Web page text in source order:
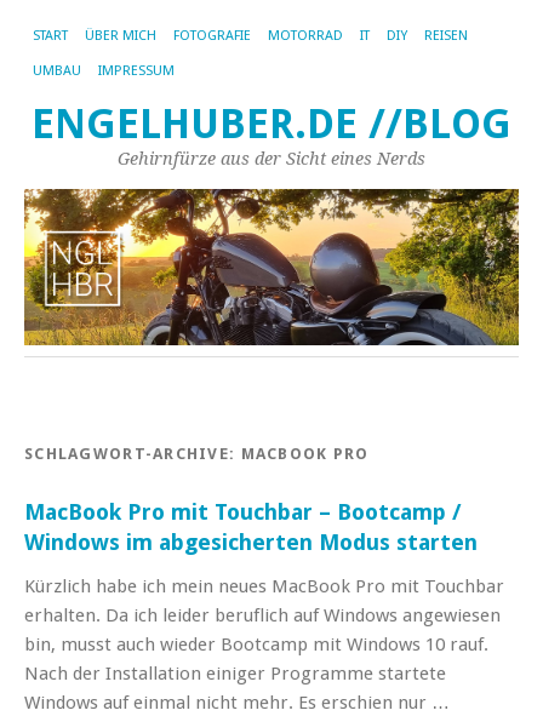
START ÜBER MICH FOTOGRAFIE MOTORRAD IT DIY REISEN
UMBAU IMPRESSUM
ENGELHUBER.DE //BLOG
Gehirnfürze aus der Sicht eines Nerds
SCHLAGWORT-ARCHIVE: MACBOOK PRO
MacBook Pro mit Touchbar – Bootcamp /
Windows im abgesicherten Modus starten
Kürzlich habe ich mein neues MacBook Pro mit Touchbar
erhalten. Da ich leider beruflich auf Windows angewiesen
bin, musst auch wieder Bootcamp mit Windows 10 rauf.
Nach der Installation einiger Programme startete
Windows auf einmal nicht mehr. Es erschien nur …